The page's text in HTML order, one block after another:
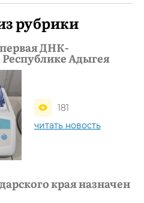
рубрики
ДНК-
Адыгея
181
читать новость
края назначен